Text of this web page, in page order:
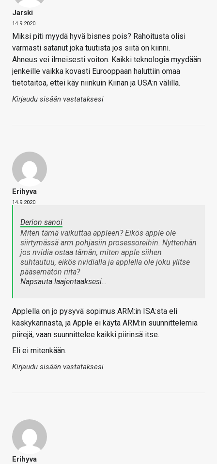
Jarski
14.9.2020
Miksi piti myydä hyvä bisnes pois? Rahoitusta olisi
varmasti satanut joka tuutista jos siitä on kiinni.
Ahneus vei ilmeisesti voiton. Kaikki teknologia myydään
jenkeille vaikka kovasti Eurooppaan haluttiin omaa
tietotaitoa, ettei käy niinkuin Kiinan ja USA:n välillä.
Kirjaudu sisään vastataksesi
Erihyva
14.9.2020
Derion sanoi
Miten tämä vaikuttaa appleen? Eikös apple ole
siirtymässä arm pohjasiin prosessoreihin. Nyttenhän
jos nvidia ostaa tämän, miten apple siihen
suhtautuu, eikös nvidialla ja applella ole joku ylitse
pääsemätön riita?
Napsauta laajentaaksesi…
Applella on jo pysyvä sopimus ARM:in ISA:sta eli
käskykannasta, ja Apple ei käytä ARM:in suunnittelemia
piirejä, vaan suunnittelee kaikki piirinsä itse.
Eli ei mitenkään.
Kirjaudu sisään vastataksesi
Erihyva